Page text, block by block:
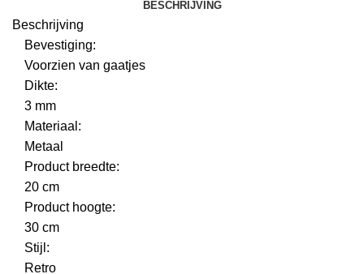
BESCHRIJVING
Beschrijving
Bevestiging:
Voorzien van gaatjes
Dikte:
3 mm
Materiaal:
Metaal
Product breedte:
20 cm
Product hoogte:
30 cm
Stijl:
Retro